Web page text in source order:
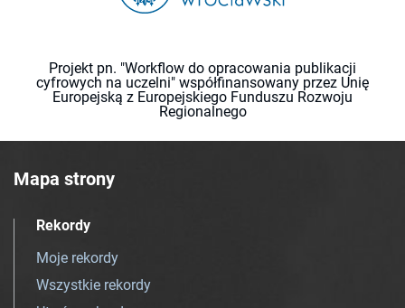
Projekt pn. "Workflow do opracowania publikacji
cyfrowych na uczelni" współfinansowany przez Unię
Europejską z Europejskiego Funduszu Rozwoju
Regionalnego
Mapa strony
Rekordy
Moje rekordy
Wszystkie rekordy